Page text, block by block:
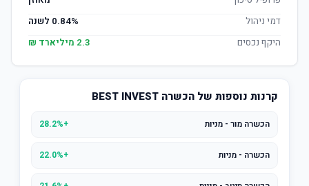
דמי ניהול
0.84% לשנה
היקף נכסים
2.3 מיליארד ₪
קרנות נוספות של הכשרה BEST INVEST
הכשרה מור - מניות +28.2%
הכשרה - מניות +22.0%